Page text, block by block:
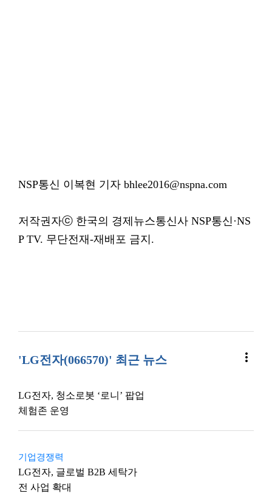
NSP통신 이복현 기자 bhlee2016@nspna.com
저작권자ⓒ 한국의 경제뉴스통신사 NSP통신·NS
P TV. 무단전재-재배포 금지.
'LG전자(066570)' 최근 뉴스 more_vert
LG전자, 청소로봇 ‘로니’ 팝업
체험존 운영
기업경쟁력
LG전자, 글로벌 B2B 세탁가
전 사업 확대